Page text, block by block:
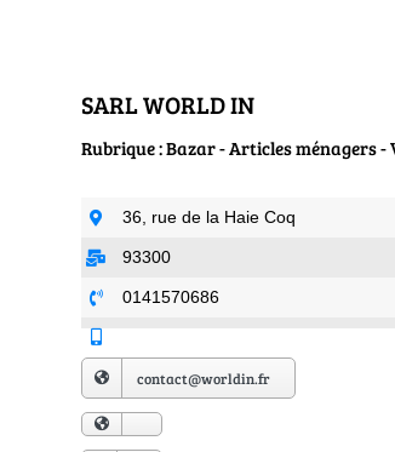
SARL WORLD IN
Rubrique : Bazar - Articles ménagers
36, rue de la Haie Coq
93300
0141570686
contact@worldin.fr